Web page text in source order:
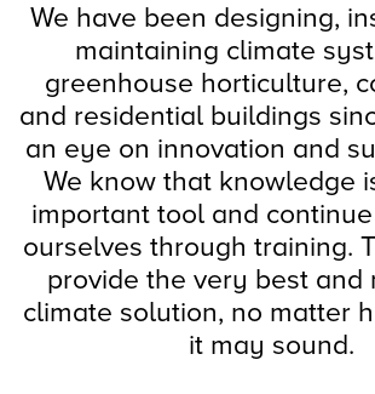
We have been designing,
maintaining climate
greenhouse horticulture,
and residential buildings
an eye on innovation and
We know that knowledge
important tool and
ourselves through training.
provide the very best and
climate solution, no matter
it may sound.